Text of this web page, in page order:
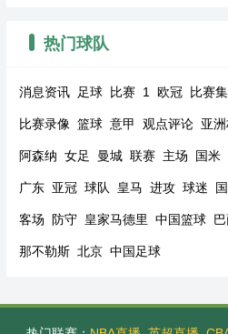
热门球队
消息资讯 足球 比赛 1 欧冠 比赛
比赛录像 篮球 意甲 观点评论 亚
阿森纳 女足 曼城 联赛 主场 国米
广东 亚冠 球队 皇马 进攻 球迷
客场 防守 皇家马德里 中国篮球
那不勒斯 北京 中国足球